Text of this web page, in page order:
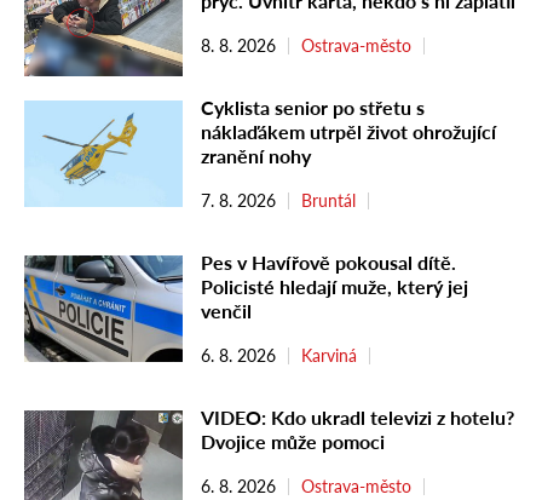
8. 8. 2026 Ostrava-město
Cyklista senior po střetu s
náklaďákem utrpěl život ohrožující
zranění nohy
7. 8. 2026 Bruntál
Pes v Havířově pokousal dítě.
Policisté hledají muže, který jej
venčil
6. 8. 2026 Karviná
VIDEO: Kdo ukradl televizi z hotelu?
Dvojice může pomoci
6. 8. 2026 Ostrava-město